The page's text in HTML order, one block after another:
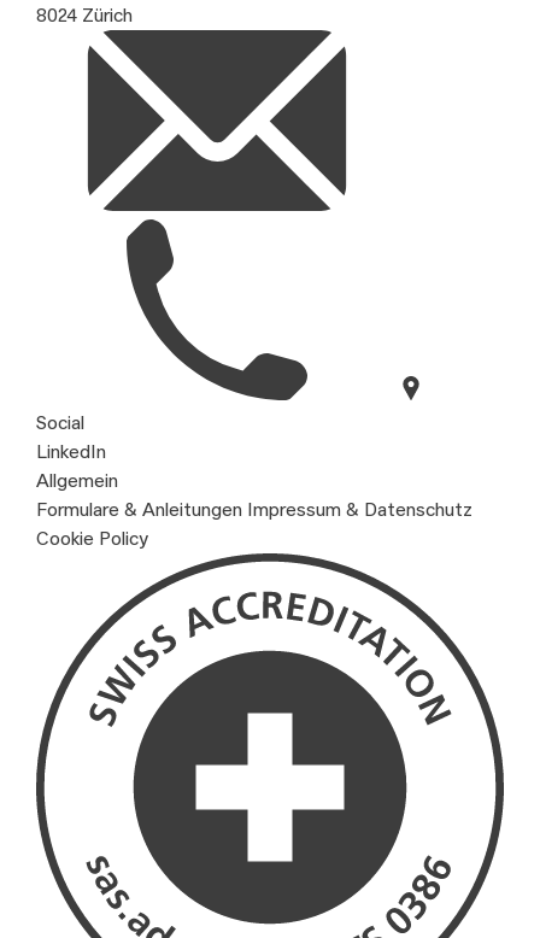
8024 Zürich
Social
LinkedIn
Allgemein
Formulare & Anleitungen Impressum & Datenschutz
Cookie Policy